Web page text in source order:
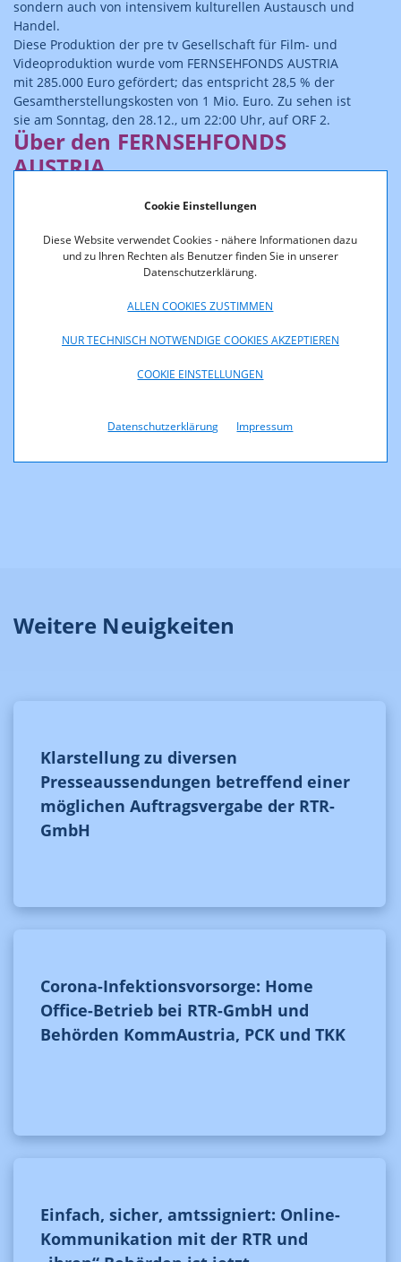
Cookie Einstellungen
Diese Website verwendet Cookies - nähere Informationen dazu
und zu Ihren Rechten als Benutzer finden Sie in unserer
Datenschutzerklärung.
ALLEN COOKIES ZUSTIMMEN
NUR TECHNISCH NOTWENDIGE COOKIES AKZEPTIEREN
COOKIE EINSTELLUNGEN
Datenschutzerklärung Impressum
sondern auch von intensivem kulturellen Austausch und
Handel.
Diese Produktion der pre tv Gesellschaft für Film- und
Videoproduktion wurde vom FERNSEHFONDS AUSTRIA
mit 285.000 Euro gefördert; das entspricht 28,5 % der
Gesamtherstellungskosten von 1 Mio. Euro. Zu sehen ist
sie am Sonntag, den 28.12., um 22:00 Uhr, auf ORF 2.
Über den FERNSEHFONDS
AUSTRIA
GmbH, ist die größte Förderstelle für
Fernsehproduktionen in Österreich. Gefördert wird die
Herstellung von Fernsehfilmen, -serien und -
dokumentationen mit einem klar erkennbaren
Produktionsunternehmen mit einer Betriebsstätte oder
Bundesregierung zur Verfügung gestellte Budget beträgt
www.fernsehfonds.at abrufbar.
Weitere Neuigkeiten
Klarstellung zu diversen
Presseaussendungen betreffend einer
möglichen Auftragsvergabe der RTR-
GmbH
Corona-Infektionsvorsorge: Home
Office-Betrieb bei RTR-GmbH und
Behörden KommAustria, PCK und TKK
Einfach, sicher, amtssigniert: Online-
Kommunikation mit der RTR und